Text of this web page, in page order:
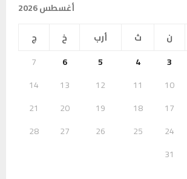
أغسطس 2026
ن ث أرب خ
ج
3
4
5
6
7
10
11
12
13
14
17
18
19
20
21
24
25
26
27
28
31